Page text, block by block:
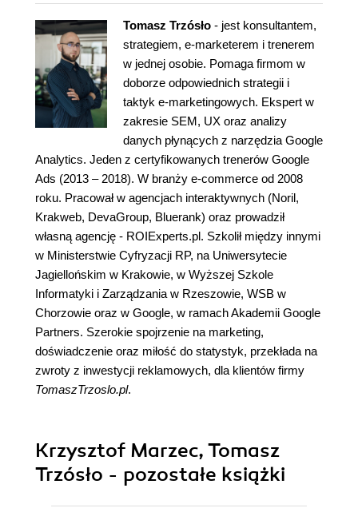
Tomasz Trzósło - jest konsultantem,
strategiem, e-marketerem i trenerem
w jednej osobie. Pomaga firmom w
doborze odpowiednich strategii i
taktyk e-marketingowych. Ekspert w
zakresie SEM, UX oraz analizy
danych płynących z narzędzia Google
Analytics. Jeden z certyfikowanych trenerów Google
Ads (2013 – 2018). W branży e-commerce od 2008
roku. Pracował w agencjach interaktywnych (Noril,
Krakweb, DevaGroup, Bluerank) oraz prowadził
własną agencję - ROIExperts.pl. Szkolił między innymi
w Ministerstwie Cyfryzacji RP, na Uniwersytecie
Jagiellońskim w Krakowie, w Wyższej Szkole
Informatyki i Zarządzania w Rzeszowie, WSB w
Chorzowie oraz w Google, w ramach Akademii Google
Partners. Szerokie spojrzenie na marketing,
doświadczenie oraz miłość do statystyk, przekłada na
zwroty z inwestycji reklamowych, dla klientów firmy
TomaszTrzoslo.pl.
Krzysztof Marzec, Tomasz
Trzósło - pozostałe książki